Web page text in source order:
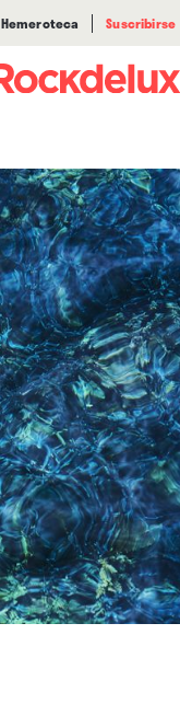
Hemeroteca Suscribirse